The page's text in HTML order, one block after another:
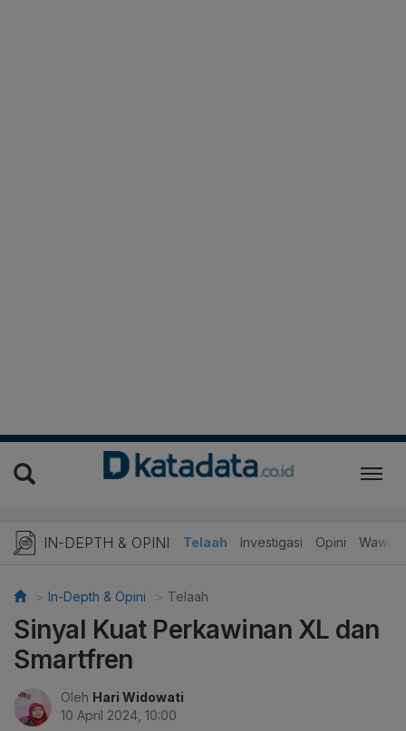
IN-DEPTH & OPINI Telaah Investigasi Opini
In-Depth & Opini Telaah
Sinyal Kuat Perkawinan XL dan
Smartfren
Oleh Hari Widowati
10 April 2024, 10:00